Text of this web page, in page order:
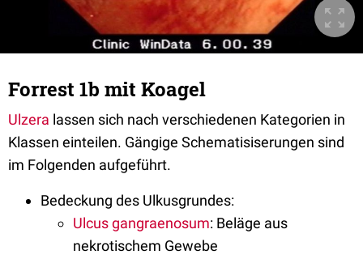
Forrest 1b mit Koagel
Ulzera lassen sich nach verschiedenen Kategorien in
Klassen einteilen. Gängige Schematisiserungen sind
im Folgenden aufgeführt.
Bedeckung des Ulkusgrundes:
Ulcus gangraenosum: Beläge aus
nekrotischem Gewebe